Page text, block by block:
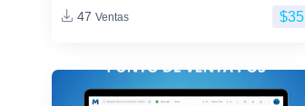
47 Ventas $35